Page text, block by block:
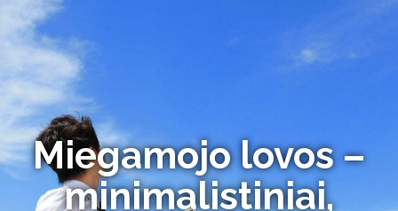
Miegamojo lovos –
minimalistiniai,